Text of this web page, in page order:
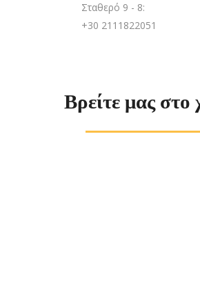
Σταθερό 9 - 8:
+30 2111822051
Βρείτε μας στο